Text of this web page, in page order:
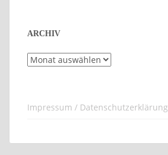
ARCHIV
Archiv
Impressum / Datenschutzerklärung